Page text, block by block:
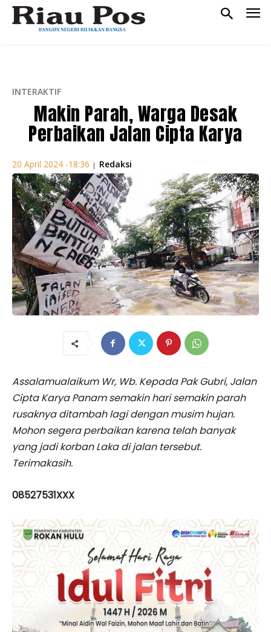
INTERAKTIF
Makin Parah, Warga Desak
Perbaikan Jalan Cipta Karya
20 April 2024 -18:36 | Redaksi
Assalamualaikum Wr, Wb. Kepada Pak Gubri, Jalan
Cipta Karya Panam semakin hari semakin parah
rusaknya ditambah lagi dengan musim hujan.
Mohon segera perbaikan karena telah banyak
yang jadi korban Laka di jalan tersebut.
Terimakasih.
08527531XXX